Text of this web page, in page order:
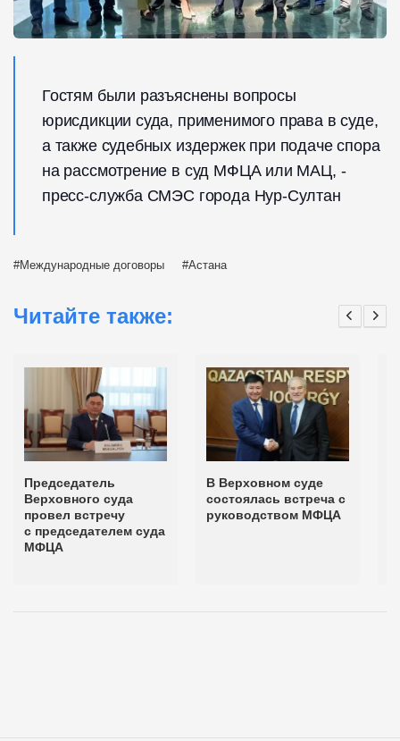
Гостям были разъяснены вопросы
юрисдикции суда, применимого права в суде,
а также судебных издержек при подаче спора
на рассмотрение в суд МФЦА или МАЦ, -
пресс-служба СМЭС города Нур-Султан
Международные договоры Астана
Читайте также:
Председатель
Верховного суда
провел встречу
с председателем суда
МФЦА
В Верховном суде
состоялась встреча с
руководством МФЦА